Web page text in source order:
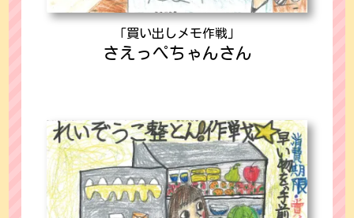
「買い出しメモ作戦」
さえっぺちゃんさん